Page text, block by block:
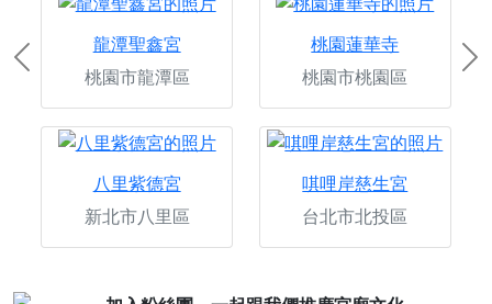
龍潭聖鑫宮
桃園市龍潭區
桃園蓮華寺
桃園市桃園區
八里紫德宮
新北市八里區
唭哩岸慈生宮
台北市北投區
Previous